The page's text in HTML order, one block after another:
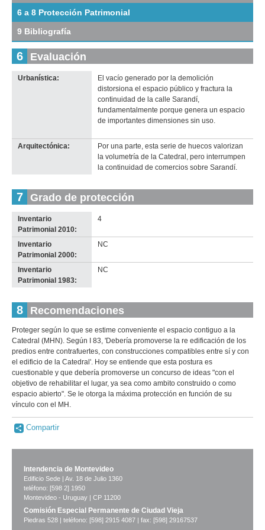
original
Sarandí (Sa 10)
Descarga tamaño completo
6 a 8 Protección Patrimonial
9 Bibliografía
6 Evaluación
Urbanística:
El vacío generado por la demolición
distorsiona el espacio público y fractura la
continuidad de la calle Sarandí,
fundamentalmente porque genera un espacio
de importantes dimensiones sin uso.
Arquitectónica:
Por una parte, esta serie de huecos valorizan
la volumetría de la Catedral, pero interrumpen
la continuidad de comercios sobre Sarandí.
7 Grado de protección
Inventario
Patrimonial 2010:
4
Inventario
Patrimonial 2000:
NC
Inventario
Patrimonial 1983:
NC
8 Recomendaciones
Proteger según lo que se estime conveniente el espacio contiguo a la
Catedral (MHN). Según I 83, 'Debería promoverse la re edificación de los
predios entre contrafuertes, con construcciones compatibles entre sí y con
el edificio de la Catedral'. Hoy se entiende que esta postura es
cuestionable y que debería promoverse un concurso de ideas "con el
objetivo de rehabilitar el lugar, ya sea como ambito construido o como
espacio abierto". Se le otorga la máxima protección en función de su
vínculo con el MH.
Compartir
Intendencia de Montevideo
Edificio Sede | Av. 18 de Julio 1360
teléfono: [598 2] 1950
Montevideo - Uruguay | CP 11200
Comisión Especial Permanente de Ciudad Vieja
Piedras 528 | teléfono: [598] 2915 4087 | fax: [598] 29167537